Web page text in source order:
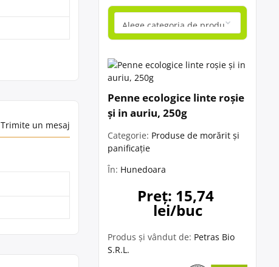
Trimite un mesaj
Penne ecologice linte roșie
și in auriu, 250g
Categorie: Produse de morărit și
panificație
În: Hunedoara
Preț: 15,74
lei/buc
Produs și vândut de: Petras Bio
S.R.L.